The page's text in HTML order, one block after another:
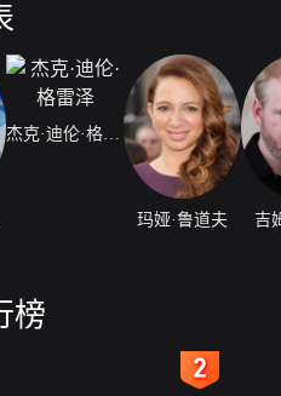
杰克·迪伦·格雷泽
玛娅·鲁道夫 吉
榜